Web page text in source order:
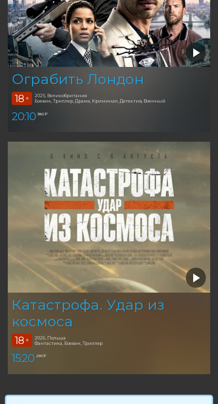
Ограбить Лондон
18 +
2025, Великобритания
Боевик, Триллер, Драма, Криминал, Детектив, Военный
20:10 380 ₽
Катастрофа. Удар из
космоса
18 +
2026, Польша
Фантастика, Боевик, Триллер
15:20 290 ₽